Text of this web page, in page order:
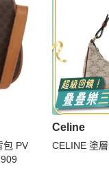
包 PV
Celine
CELINE 塗